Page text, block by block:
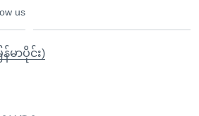
us
မာပိုင်း)